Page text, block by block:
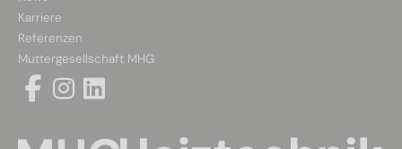
Karriere
Referenzen
Muttergesellschaft MHG